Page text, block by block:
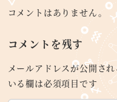
コメントはありません。
コメントを残す
メールアドレスが公開さ
いる欄は必須項目です